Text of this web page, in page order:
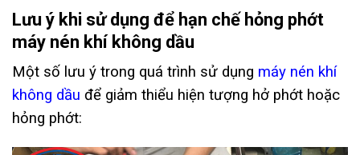
Lưu ý khi sử dụng để hạn chế hỏng phớt
máy nén khí không dầu
Một số lưu ý trong quá trình sử dụng máy nén khí
không dầu để giảm thiểu hiện tượng hở phớt hoặc
hỏng phớt: